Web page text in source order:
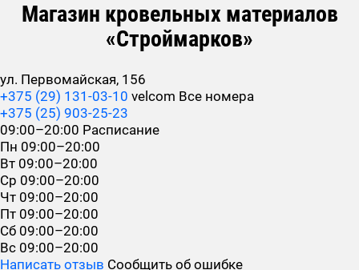
Магазин кровельных материалов
«Строймарков»
ул. Первомайская, 156
+375 (29) 131-03-10 velcom Все номера
+375 (25) 903-25-23
09:00–20:00 Расписание
Пн 09:00–20:00
Вт 09:00–20:00
Ср 09:00–20:00
Чт 09:00–20:00
Пт 09:00–20:00
Сб 09:00–20:00
Вс 09:00–20:00
Написать отзыв Сообщить об ошибке